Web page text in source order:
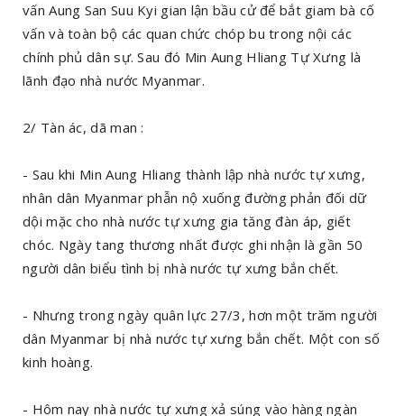
vấn Aung San Suu Kyi gian lận bầu cử để bắt giam bà cố
vấn và toàn bộ các quan chức chóp bu trong nội các
chính phủ dân sự. Sau đó Min Aung Hliang Tự Xưng là
lãnh đạo nhà nước Myanmar.
2/ Tàn ác, dã man :
- Sau khi Min Aung Hliang thành lập nhà nước tự xưng,
nhân dân Myanmar phẫn nộ xuống đường phản đối dữ
dội mặc cho nhà nước tự xưng gia tăng đàn áp, giết
chóc. Ngày tang thương nhất được ghi nhận là gần 50
người dân biểu tình bị nhà nước tự xưng bắn chết.
- Nhưng trong ngày quân lực 27/3, hơn một trăm người
dân Myanmar bị nhà nước tự xưng bắn chết. Một con số
kinh hoàng.
- Hôm nay nhà nước tự xưng xả súng vào hàng ngàn